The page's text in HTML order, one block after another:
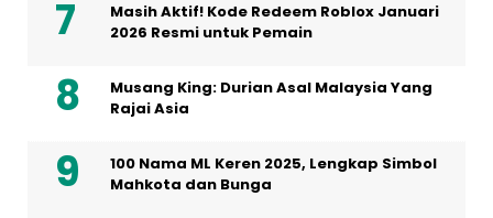
Masih Aktif! Kode Redeem Roblox Januari
2026 Resmi untuk Pemain
Musang King: Durian Asal Malaysia Yang
Rajai Asia
100 Nama ML Keren 2025, Lengkap Simbol
Mahkota dan Bunga